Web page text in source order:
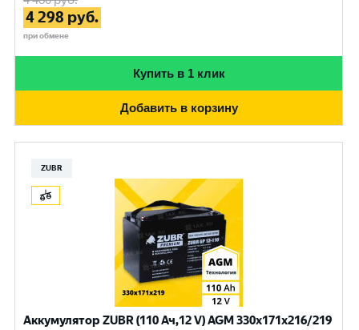
4 298 руб.
при обмене
Купить в 1 клик
Добавить в корзину
ZUBR
Аккумулятор ZUBR (110 Ач,12 V) AGM 330x171x216/219